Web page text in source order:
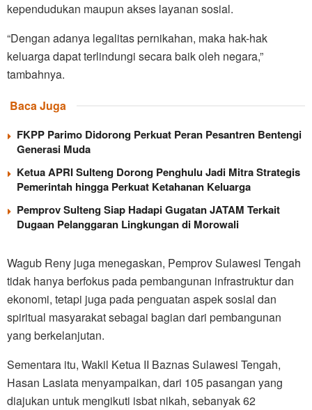
kependudukan maupun akses layanan sosial.
“Dengan adanya legalitas pernikahan, maka hak-hak
keluarga dapat terlindungi secara baik oleh negara,”
tambahnya.
Baca Juga
FKPP Parimo Didorong Perkuat Peran Pesantren Bentengi
Generasi Muda
Ketua APRI Sulteng Dorong Penghulu Jadi Mitra Strategis
Pemerintah hingga Perkuat Ketahanan Keluarga
Pemprov Sulteng Siap Hadapi Gugatan JATAM Terkait
Dugaan Pelanggaran Lingkungan di Morowali
Wagub Reny juga menegaskan, Pemprov Sulawesi Tengah
tidak hanya berfokus pada pembangunan infrastruktur dan
ekonomi, tetapi juga pada penguatan aspek sosial dan
spiritual masyarakat sebagai bagian dari pembangunan
yang berkelanjutan.
Sementara itu, Wakil Ketua II Baznas Sulawesi Tengah,
Hasan Lasiata menyampaikan, dari 105 pasangan yang
diajukan untuk mengikuti isbat nikah, sebanyak 62